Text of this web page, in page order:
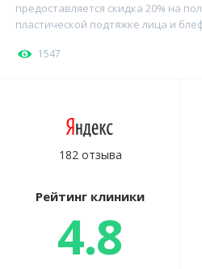
предоставляется скидка 20% на
пластической подтяжке лица и
1547
182 отзыва
Рейтинг клиники
4.8